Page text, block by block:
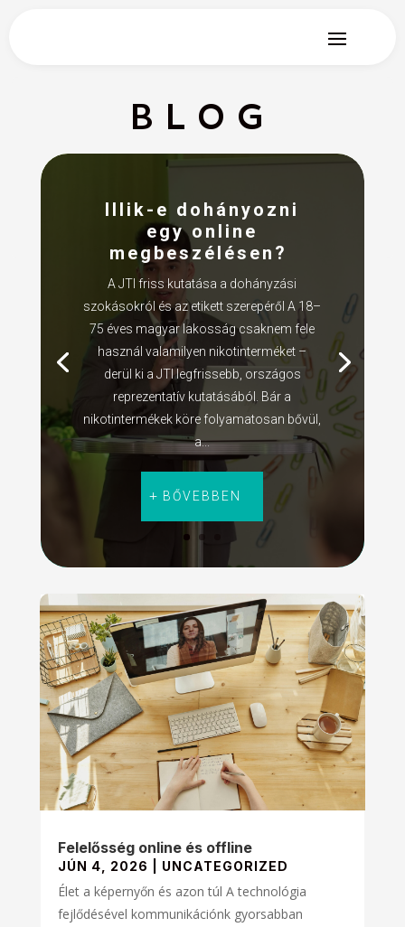
BLOG
Illik-e dohányozni
egy online
megbeszélésen?
A JTI friss kutatása a dohányzási
szokásokról és az etikett szerepéről A 18–
75 éves magyar lakosság csaknem fele
használ valamilyen nikotinterméket –
derül ki a JTI legfrissebb, országos
reprezentatív kutatásából. Bár a
nikotintermékek köre folyamatosan bővül,
a...
BŐVEBBEN
Felelősség online és offline
JÚN 4, 2026 UNCATEGORIZED
Élet a képernyőn és azon túl A technológia
fejlődésével kommunikációnk gyorsabban